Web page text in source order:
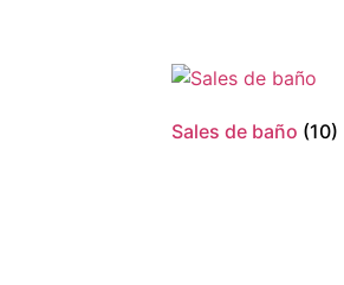
Sales de baño (10)